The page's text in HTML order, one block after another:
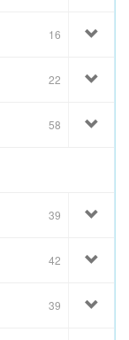
16
22
58
39
42
39